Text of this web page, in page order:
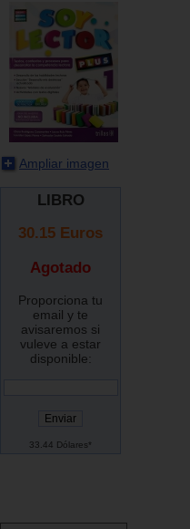
Ampliar imagen
LIBRO
30.15 Euros
Agotado
Proporciona tu
email y te
avisaremos si
vuleve a estar
disponible:
33.44 Dólares*